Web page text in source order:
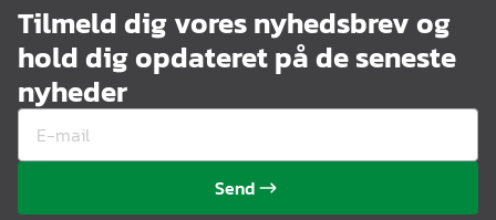
Tilmeld dig vores nyhedsbrev og
hold dig opdateret på de seneste
nyheder
Send